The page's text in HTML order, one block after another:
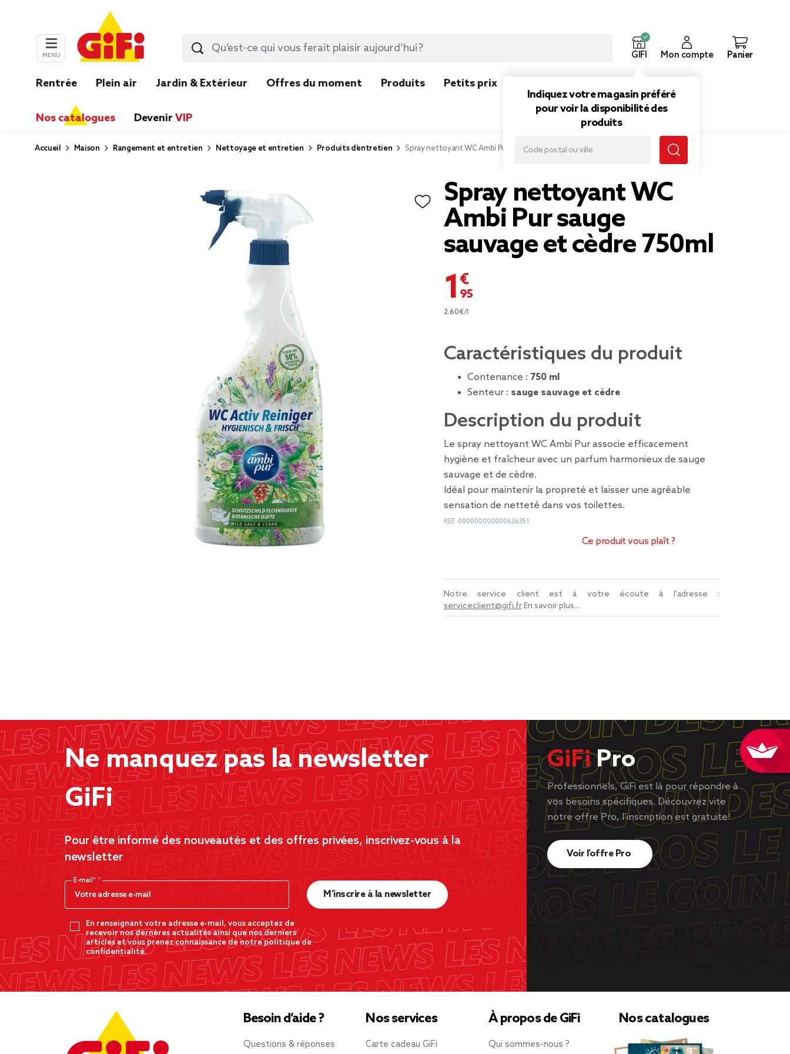
MENU GIFI
Indiquez votre magasin préféré
pour voir la disponibilité des
produits
Mon compte Panier
Rentrée Plein air Jardin & Extérieur Offres du moment Produits Petits prix
Nos catalogues Devenir VIP
Accueil Maison Rangement et entretien Nettoyage et entretien Produits d’entretien Spray nettoyant WC Ambi Pur sauge sauvage et cèdre 750ml
Spray nettoyant WC
Ambi Pur sauge
sauvage et cèdre 750ml
1,95 €
2.60€/l
Caractéristiques du produit
Contenance : 750 ml
Senteur : sauge sauvage et cèdre
Description du produit
Le spray nettoyant WC Ambi Pur associe efficacement
hygiène et fraîcheur avec un parfum harmonieux de sauge
sauvage et de cèdre.
Idéal pour maintenir la propreté et laisser une agréable
sensation de netteté dans vos toilettes.
REF. 000000000000636351
Ce produit vous plaît ?
Notre service client est à votre écoute à l'adresse :
serviceclient@gifi.frEn savoir plus...
Ne manquez pas la newsletter
GiFi
Pour être informé des nouveautés et des offres privées, inscrivez-vous à la
newsletter
E-mail*
En renseignant votre adresse e-mail, vous acceptez de
recevoir nos dernères actualités ainsi que nos derniers
articles et vous prenez connaissance de notre politique de
confidentialité.
M’inscrire à la newsletter
GiFiPro
Professionnels, GiFi est là pour répondre à
vos besoins spécifiques. Découvrez vite
notre offre Pro, l’inscription est gratuite!
Voir l’offre Pro
Besoin d’aide ?
Questions & réponses
Nos services
Carte cadeau GiFi
À propos de GiFi
Qui sommes-nous ?
Nos catalogues